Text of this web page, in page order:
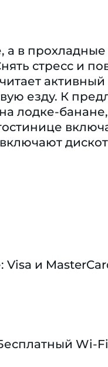
а в
стресс и
активный
езду. К
лодке-
и
Wi-Fi